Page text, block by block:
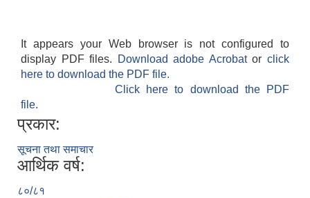
It appears your Web browser is not configured to
display PDF files.
Download adobe Acrobatorclick
here to download the PDF file.
Click here to download the PDF
file.
प्रकार:
सूचना तथा समाचार
आर्थिक वर्ष:
८०/८१